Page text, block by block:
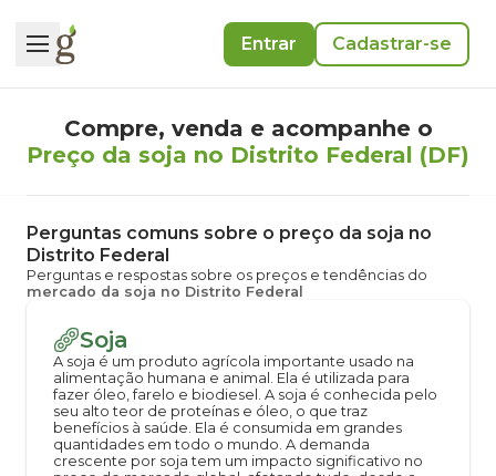
Entrar Cadastrar-se
Compre, venda e acompanhe o
Preço da soja no Distrito Federal (DF)
Perguntas comuns sobre o preço da soja no
Distrito Federal
Perguntas e respostas sobre os preços e tendências do
mercado da soja no Distrito Federal
Soja
A soja é um produto agrícola importante usado na
alimentação humana e animal. Ela é utilizada para
fazer óleo, farelo e biodiesel. A soja é conhecida pelo
seu alto teor de proteínas e óleo, o que traz
benefícios à saúde. Ela é consumida em grandes
quantidades em todo o mundo. A demanda
crescente por soja tem um impacto significativo no